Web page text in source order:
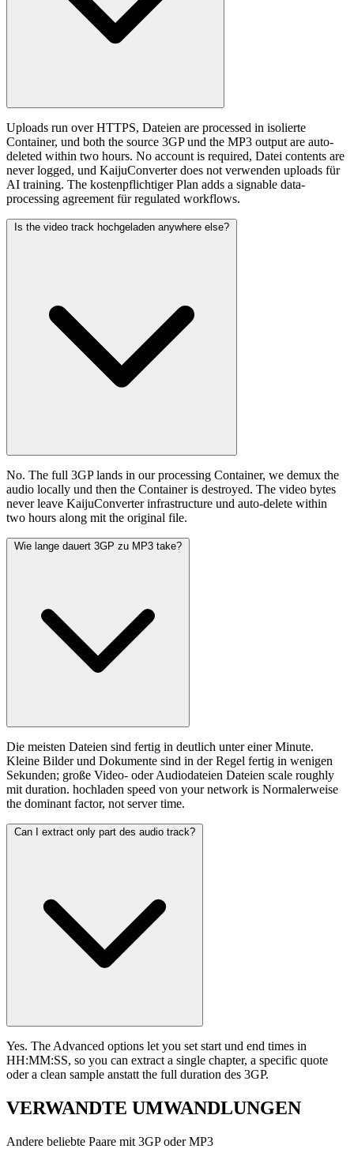
Uploads run over HTTPS, Dateien are processed in isolierte
Container, und both the source 3GP und the MP3 output are auto-
deleted within two hours. No account is required, Datei contents are
never logged, und KaijuConverter does not verwenden uploads für
AI training. The kostenpflichtiger Plan adds a signable data-
processing agreement für regulated workflows.
Is the video track hochgeladen anywhere else?
No. The full 3GP lands in our processing Container, we demux the
audio locally und then the Container is destroyed. The video bytes
never leave KaijuConverter infrastructure und auto-delete within
two hours along mit the original file.
Wie lange dauert 3GP zu MP3 take?
Die meisten Dateien sind fertig in deutlich unter einer Minute.
Kleine Bilder und Dokumente sind in der Regel fertig in wenigen
Sekunden; große Video- oder Audiodateien Dateien scale roughly
mit duration. hochladen speed von your network is Normalerweise
the dominant factor, not server time.
Can I extract only part des audio track?
Yes. The Advanced options let you set start und end times in
HH:MM:SS, so you can extract a single chapter, a specific quote
oder a clean sample anstatt the full duration des 3GP.
VERWANDTE UMWANDLUNGEN
Andere beliebte Paare mit 3GP oder MP3